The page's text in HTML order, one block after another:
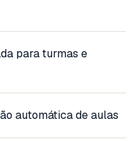
para turmas e
automática de aulas